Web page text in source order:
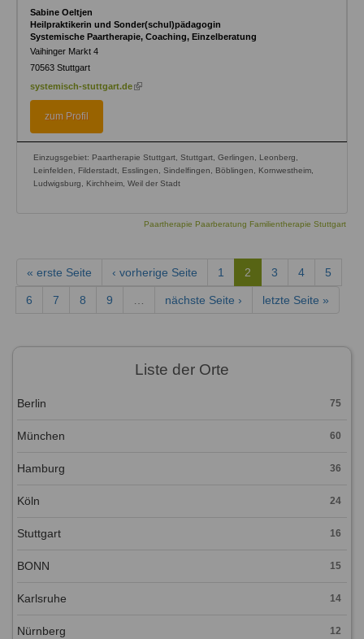
Sabine Oeltjen
Heilpraktikerin und Sonder(schul)pädagogin
Systemische Paartherapie, Coaching, Einzelberatung
Vaihinger Markt 4
70563 Stuttgart
systemisch-stuttgart.de (link
zum Profil
Einzugsgebiet: Paartherapie Stuttgart, Stuttgart, Gerlingen, Leonberg,
Leinfelden, Filderstadt, Esslingen, Sindelfingen, Böblingen, Kornwestheim,
Ludwigsburg, Kirchheim, Weil der Stadt
Paartherapie Paarberatung Familientherapie Stuttgart
« erste Seite ‹ vorherige Seite 1 2 3 4 5
6 7 8 9 nächste Seite › letzte Seite »
Liste der Orte
Berlin 75
München 60
Hamburg 36
Köln 24
Stuttgart 16
BONN 15
Karlsruhe 14
Nürnberg 12